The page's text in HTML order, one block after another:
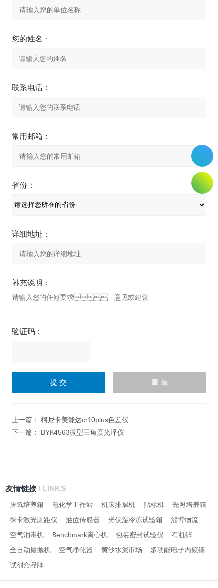
您的姓名：
联系电话：
常用邮箱：
省份：
详细地址：
补充说明：
验证码：
上一篇： 柯尼卡美能达cr10plus色差仪
下一篇： BYK4563微型三角度光泽仪
友情链接/ LINKS
厌氧培养箱 电化学工作站 机床排屑机 贴标机
光照培养箱
徕卡激光测距仪
油位传感器 光伏湿冷冻试验箱
淄博物流
空气消毒机
Benchmark离心机 包装密封试验仪
有机锌
全自动磨抛机
空气净化器 黄沙水泥市场
多功能电子内窥镜
试剂盒品牌